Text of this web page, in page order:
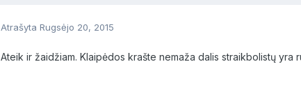
Atrašyta Rugsėjo 20, 2015
Ateik ir žaidžiam. Klaipėdos krašte nemaža dalis straikbolistų yra